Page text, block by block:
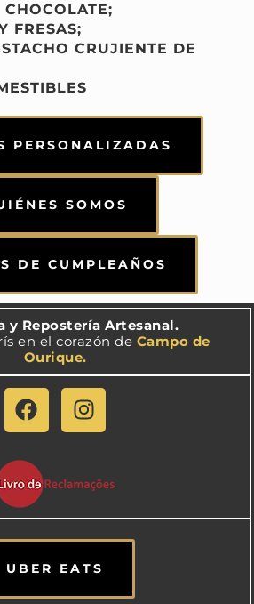
FRESAS;
CRUJIENTE DE
PERSONALIZADAS
SOMOS
DE CUMPLEAÑOS
y Repostería Artesanal.
en el corazón de Campo de
Ourique.
UBER EATS